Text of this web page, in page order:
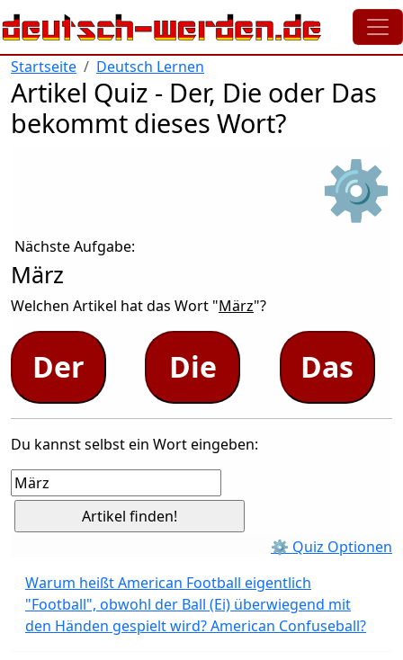
Direkt zum Inhalt
Startseite Deutsch Lernen
Artikel Quiz - Der, Die oder Das
bekommt dieses Wort?
⚙
Nächste Aufgabe:
März
Welchen Artikel hat das Wort "März"?
Der Die Das
Du kannst selbst ein Wort eingeben:
⚙ Quiz Optionen
Warum heißt American Football eigentlich
"Football", obwohl der Ball (Ei) überwiegend mit
den Händen gespielt wird? American Confuseball?